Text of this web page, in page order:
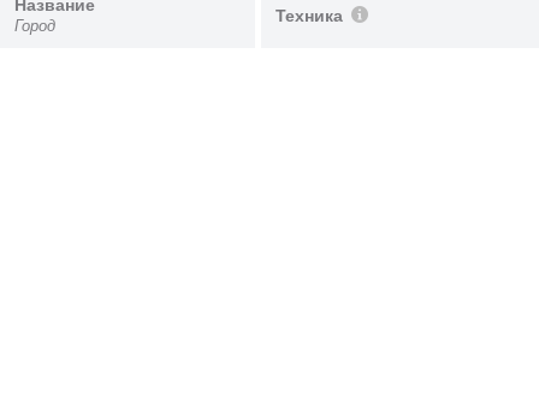
Название
Город
Техника